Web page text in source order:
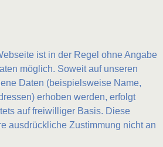
ist in der Regel ohne Angabe
möglich. Soweit auf unseren
Daten (beispielsweise Name,
erhoben werden, erfolgt
auf freiwilliger Basis. Diese
ausdrückliche Zustimmung nicht an